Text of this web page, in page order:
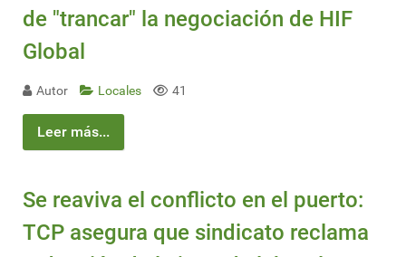
de "trancar" la negociación de HIF
Global
Autor Locales 41
Leer más...
Se reaviva el conflicto en el puerto:
TCP asegura que sindicato reclama